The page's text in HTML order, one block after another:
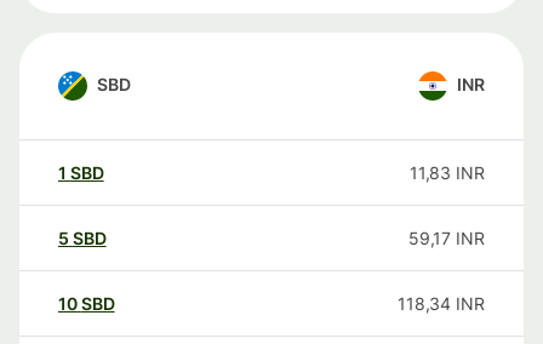
SBD INR
1 SBD 11,83 INR
5 SBD 59,17 INR
10SBD 118,34 INR